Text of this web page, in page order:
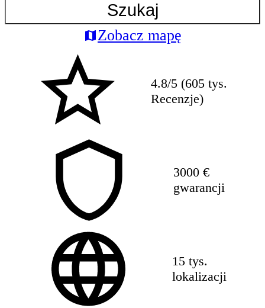
Szukaj
Zobacz mapę
4.8/5 (605 tys.
Recenzje)
3000 €
gwarancji
15 tys.
lokalizacji